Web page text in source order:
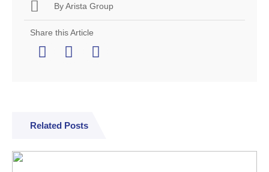
ByArista Group
Share this Article
Related Posts